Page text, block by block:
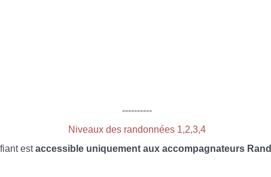
----------
Niveaux des randonnées 1,2,3,4
estaccessible uniquement aux accompagnateurs